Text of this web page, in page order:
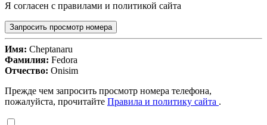
Я согласен с правилами и политикой сайта
Запросить просмотр номера
Имя: Cheptanaru
Фамилия: Fedora
Отчество: Onisim
Прежде чем запросить просмотр номера телефона,
пожалуйста, прочитайте Правила и политику сайта .